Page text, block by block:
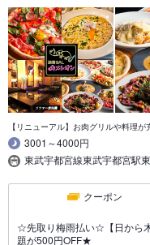
【リニューアル】お肉グリルや料理
3001～4000円
東武宇都宮線東武宇都宮駅
クーポン
☆先取り梅雨払い☆【日から
題が500円OFF★